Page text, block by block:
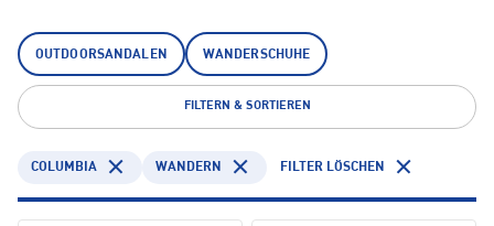
OUTDOORSANDALEN WANDERSCHUHE
FILTERN & SORTIEREN
COLUMBIA WANDERN FILTER LÖSCHEN